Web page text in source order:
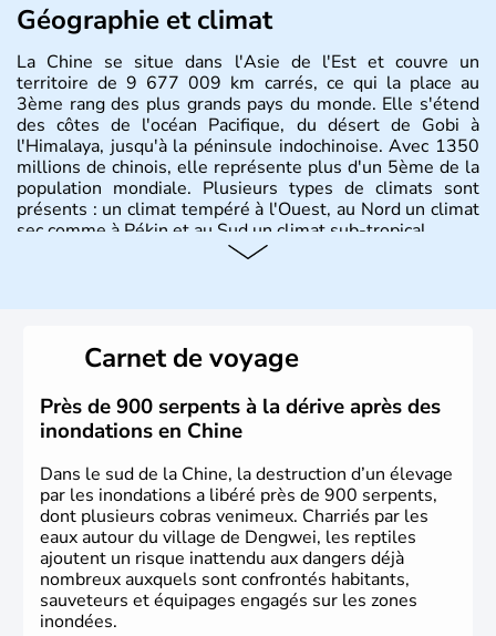
Géographie et climat
La Chine se situe dans l'Asie de l'Est et couvre un
territoire de 9 677 009 km carrés, ce qui la place au
3ème rang des plus grands pays du monde. Elle s'étend
des côtes de l'océan Pacifique, du désert de Gobi à
l'Himalaya, jusqu'à la péninsule indochinoise. Avec 1350
millions de chinois, elle représente plus d'un 5ème de la
population mondiale. Plusieurs types de climats sont
présents : un climat tempéré à l'Ouest, au Nord un climat
sec comme à Pékin et au Sud un climat sub-tropical.
dynasties. La dynastie Qing a été la dernière à régner
jusqu'aux guerres de l'opium lorsque la Chine s'est
constituée comme nation et a retrouvé son indépendance
en 1945. Illustre pays en matière d'inventions avant-
gardistes, la Chine a été la première utilisatrice du papier,
de l'imprimerie à caractères mobiles, de la boussole et de
la poudre à canon.
Carnet de voyage
Près de 900 serpents à la dérive après des
inondations en Chine
Dans le sud de la Chine, la destruction d’un élevage
par les inondations a libéré près de 900 serpents,
dont plusieurs cobras venimeux. Charriés par les
eaux autour du village de Dengwei, les reptiles
ajoutent un risque inattendu aux dangers déjà
nombreux auxquels sont confrontés habitants,
sauveteurs et équipages engagés sur les zones
inondées.